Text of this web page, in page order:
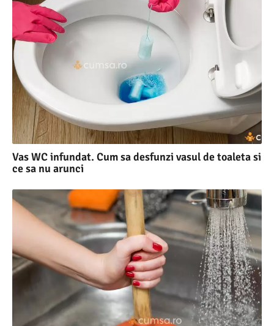
Vas WC infundat. Cum sa desfunzi vasul de toaleta si
ce sa nu arunci